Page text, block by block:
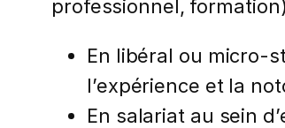
professionnel,
En libéral ou micro-
l’expérience et la
En salariat au sein